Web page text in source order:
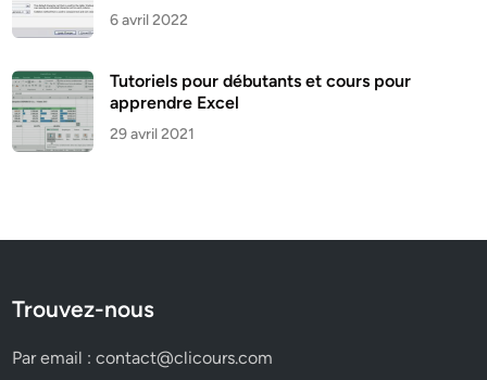
6 avril 2022
Tutoriels pour débutants et cours pour
apprendre Excel
29 avril 2021
Trouvez-nous
Par email :contact@clicours.com